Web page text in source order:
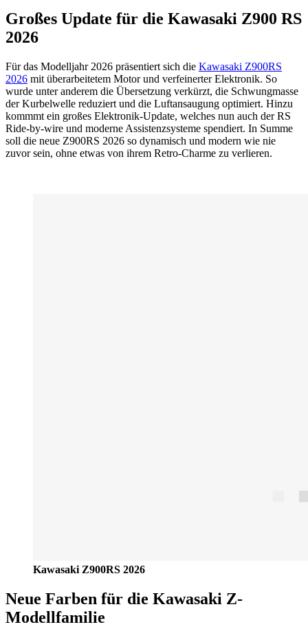
Großes Update für die Kawasaki Z900 RS
2026
Für das Modelljahr 2026 präsentiert sich die Kawasaki Z900RS
2026 mit überarbeitetem Motor und verfeinerter Elektronik. So
wurde unter anderem die Übersetzung verkürzt, die Schwungmasse
der Kurbelwelle reduziert und die Luftansaugung optimiert. Hinzu
kommmt ein großes Elektronik-Update, welches nun auch der RS
Ride-by-wire und moderne Assistenzsysteme spendiert. In Summe
soll die neue Z900RS 2026 so dynamisch und modern wie nie
zuvor sein, ohne etwas von ihrem Retro-Charme zu verlieren.
Kawasaki Z900RS 2026
Neue Farben für die Kawasaki Z-
Modellfamilie